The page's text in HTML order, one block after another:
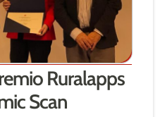
Ruralapps
Scan